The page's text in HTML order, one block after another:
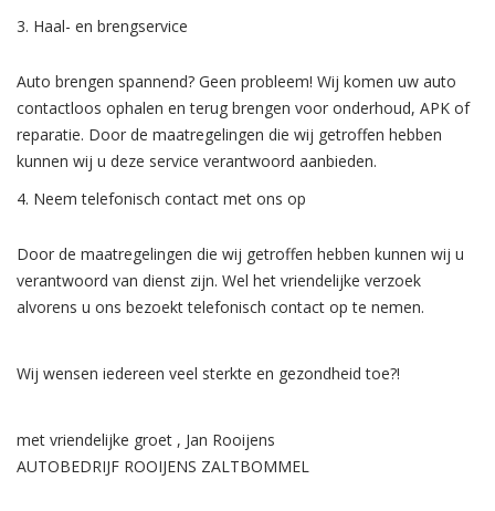
3. Haal- en brengservice
Auto brengen spannend? Geen probleem! Wij komen uw auto
contactloos ophalen en terug brengen voor onderhoud, APK of
reparatie. Door de maatregelingen die wij getroffen hebben
kunnen wij u deze service verantwoord aanbieden.
4. Neem telefonisch contact met ons op
Door de maatregelingen die wij getroffen hebben kunnen wij u
verantwoord van dienst zijn. Wel het vriendelijke verzoek
alvorens u ons bezoekt telefonisch contact op te nemen.
Wij wensen iedereen veel sterkte en gezondheid toe?!
met vriendelijke groet , Jan Rooijens
AUTOBEDRIJF ROOIJENS ZALTBOMMEL